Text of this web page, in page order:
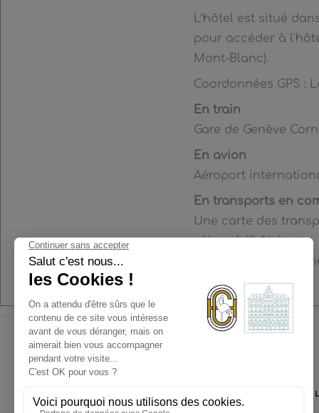
L’hôtel est situé
pour accéder à
Mont-Blanc).
Coordonnées GPS :
En train
Gare de Genève
En avion
Aéroport
En transports en
Une carte des
séjour à l’hôtel.
Arrêts les plus